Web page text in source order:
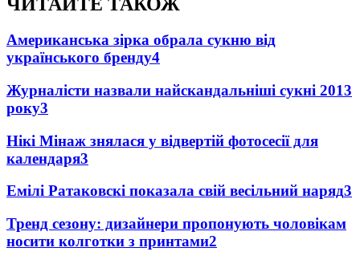
ЧИТАЙТЕ ТАКОЖ
Американська зірка обрала сукню від
українського бренду4
Журналісти назвали найскандальніші сукні 2013
року3
Нікі Мінаж знялася у відвертій фотосесії для
календаря3
Емілі Ратаковскі показала свій весільний наряд3
Тренд сезону: дизайнери пропонують чоловікам
носити колготки з принтами2